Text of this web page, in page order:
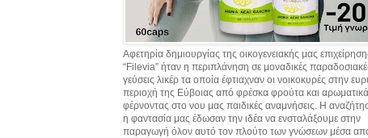
Αφετηρία δημιουργίας της οικογενειακής μας
“Filevia” ήταν η περιπλάνηση σε μοναδικές
γεύσεις λικέρ τα οποία έφτιαχναν οι νοικοκυρές στην
περιοχή της Εύβοιας από φρέσκα φρούτα και
φέρνοντας στο νου μας παιδικές αναμνήσεις. Η
η φαντασία μας έδωσαν την ιδέα να ενσταλάξουμε στην
παραγωγή όλον αυτό τον πλούτο των γνώσεων μέσα